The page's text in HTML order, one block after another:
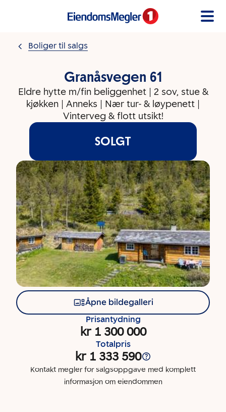
Boliger til salgs
Granåsvegen 61
Eldre hytte m/fin beliggenhet | 2 sov, stue &
kjøkken | Anneks | Nær tur- & løypenett |
Vinterveg & flott utsikt!
SOLGT
Åpne bildegalleri
Prisantydning
kr 1 300 000
Totalpris
kr 1 333 590
Kontakt megler for salgsoppgave med komplett
informasjon om eiendommen